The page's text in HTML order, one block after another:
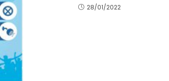
28/01/2022